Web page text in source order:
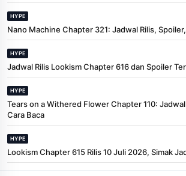
HYPE
Nano Machine Chapter 321: Jadwal Rilis,
HYPE
Jadwal Rilis Lookism Chapter 616 dan Spoiler
HYPE
Tears on a Withered Flower Chapter 110:
Cara Baca
HYPE
Lookism Chapter 615 Rilis 10 Juli 2026, Simak